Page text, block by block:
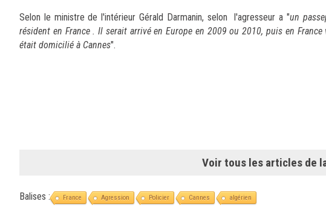
Selon le ministre de l'intérieur Gérald Darmanin, selon l'agresseur a "un
résident en France . Il serait arrivé en Europe en 2009 ou 2010, puis en
était domicilié à Cannes".
Voir tous les articles de
Balises : France Agression Policier Cannes algérien